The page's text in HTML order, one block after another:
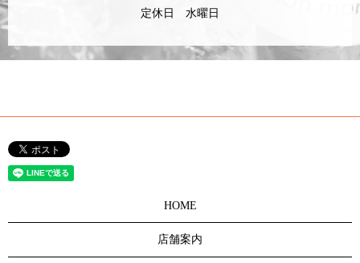
定休日 水曜日
HOME
店舗案内